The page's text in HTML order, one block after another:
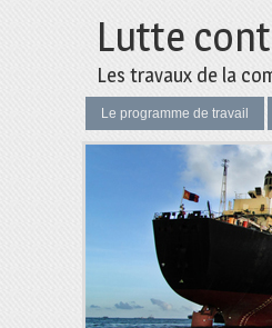
Lutte
Les travaux de la
Le programme de travail